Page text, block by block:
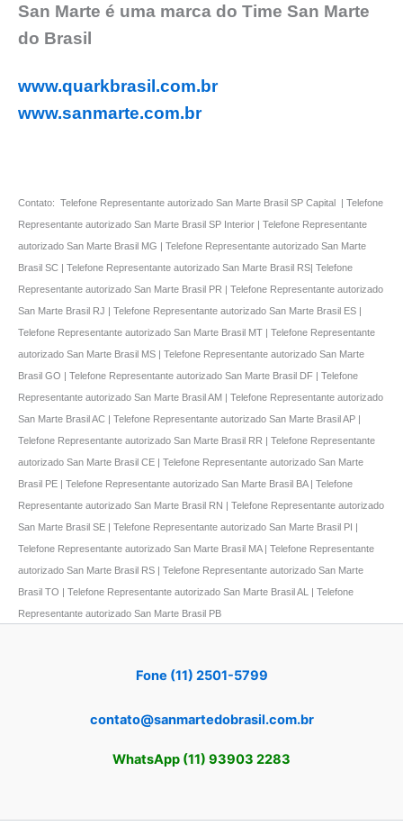
San Marte é uma marca do Time San Marte
do Brasil
www.quarkbrasil.com.br
www.sanmarte.com.br
Contato: Telefone Representante autorizado San Marte Brasil SP Capital | Telefone
Representante autorizado San Marte Brasil SP Interior | Telefone Representante
autorizado San Marte Brasil MG | Telefone Representante autorizado San Marte
Brasil SC | Telefone Representante autorizado San Marte Brasil RS| Telefone
Representante autorizado San Marte Brasil PR | Telefone Representante autorizado
San Marte Brasil RJ | Telefone Representante autorizado San Marte Brasil ES |
Telefone Representante autorizado San Marte Brasil MT | Telefone Representante
autorizado San Marte Brasil MS | Telefone Representante autorizado San Marte
Brasil GO | Telefone Representante autorizado San Marte Brasil DF | Telefone
Representante autorizado San Marte Brasil AM | Telefone Representante autorizado
San Marte Brasil AC | Telefone Representante autorizado San Marte Brasil AP |
Telefone Representante autorizado San Marte Brasil RR | Telefone Representante
autorizado San Marte Brasil CE | Telefone Representante autorizado San Marte
Brasil PE | Telefone Representante autorizado San Marte Brasil BA | Telefone
Representante autorizado San Marte Brasil RN | Telefone Representante autorizado
San Marte Brasil SE | Telefone Representante autorizado San Marte Brasil PI |
Telefone Representante autorizado San Marte Brasil MA | Telefone Representante
autorizado San Marte Brasil RS | Telefone Representante autorizado San Marte
Brasil TO | Telefone Representante autorizado San Marte Brasil AL | Telefone
Representante autorizado San Marte Brasil PB
Fone (11) 2501-5799
contato@sanmartedobrasil.com.br
WhatsApp (11) 93903 2283